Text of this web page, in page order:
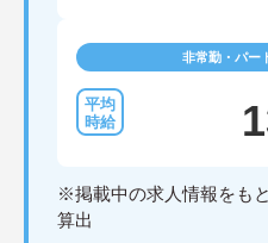
非常勤・パー
※掲載中の求人情報をも
算出